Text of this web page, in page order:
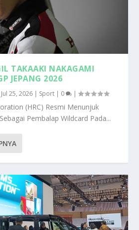
TAKAAKI NAKAGAMI
JEPANG 2026
Jul 25, 2026 | Sport | 0 |
(HRC) Resmi Menunjuk
Pembalap Wildcard Pada...